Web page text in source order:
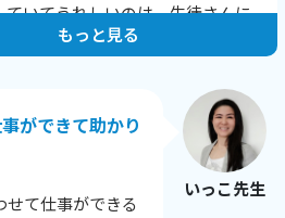
ていてうれしいのは、生徒さんに
メントをいただいたときです。
上達し英語が聞きやすくなった
英会話スクールでほめられまし
もっと見る
いっこ先生
ができて助かり
て仕事ができる